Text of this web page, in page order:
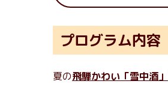
プログラム内容
夏の飛騨かわい「雪中酒」